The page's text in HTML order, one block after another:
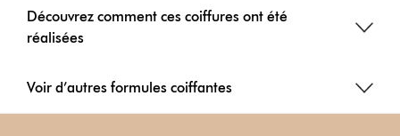
Découvrez comment ces coiffures ont été
réalisées
Voir d’autres formules coiffantes